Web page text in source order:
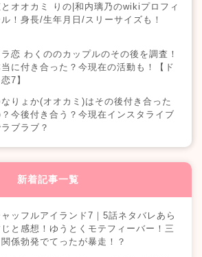
オオカミ りの|和内璃乃のwikiプロフィ
ル！身長/生年月日/スリーサイズも！
ラ恋 わくののカップルのその後を調査！
に付き合った？今現在の活動も！【ド
7】
りょか(オオカミ)はその後付き合った
今後付き合う？今現在インスタライブ
ブラブ？
新着記事一覧
ャッフルアイランド7｜5話ネタバレあら
と感想！ゆうとくモテフィーバー！三
係勃発でてったが暴走！？